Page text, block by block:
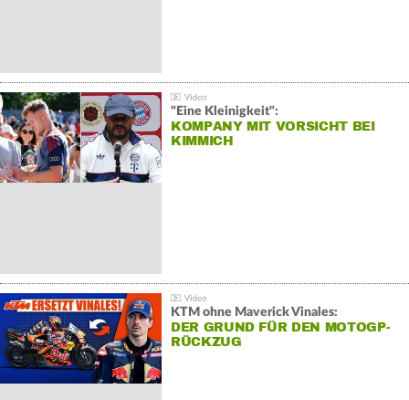
"Eine Kleinigkeit":
KOMPANY MIT VORSICHT BEI
KIMMICH
KTM ohne Maverick Vinales:
DER GRUND FÜR DEN MOTOGP-
RÜCKZUG